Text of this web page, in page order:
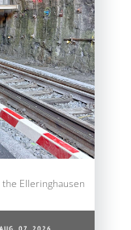
Elleringhausen
AUG. 07, 2026